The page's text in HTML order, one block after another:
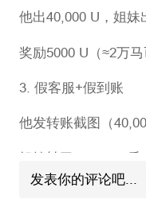
他出40,000 U，姐妹
奖励5000 U（≈2万
3. 假客服+假到账
他发转账截图（
姐妹转了10,000 U
再想补，客服说“入
发表你的评论吧...